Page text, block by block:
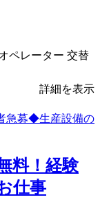
ペレーター 交替
詳細を表示
料！経験
仕事